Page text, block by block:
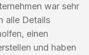
war sehr
alle Details
einen
und haben